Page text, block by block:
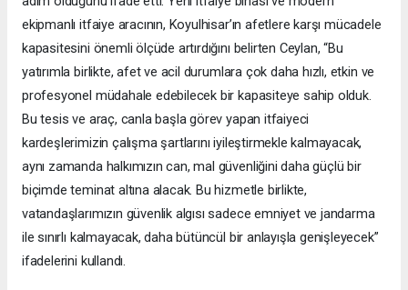
ekipmanlı itfaiye aracının, Koyulhisar’ın afetlere karşı mücadele
kapasitesini önemli ölçüde artırdığını belirten Ceylan, “Bu
yatırımla birlikte, afet ve acil durumlara çok daha hızlı, etkin ve
profesyonel müdahale edebilecek bir kapasiteye sahip olduk.
Bu tesis ve araç, canla başla görev yapan itfaiyeci
kardeşlerimizin çalışma şartlarını iyileştirmekle kalmayacak,
aynı zamanda halkımızın can, mal güvenliğini daha güçlü bir
biçimde teminat altına alacak. Bu hizmetle birlikte,
vatandaşlarımızın güvenlik algısı sadece emniyet ve jandarma
ile sınırlı kalmayacak, daha bütüncül bir anlayışla genişleyecek”
ifadelerini kullandı.